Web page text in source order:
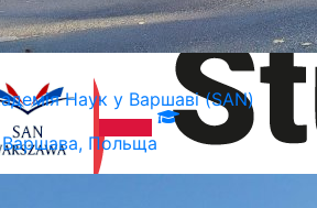
Наук у Варшаві (SAN)
Польща